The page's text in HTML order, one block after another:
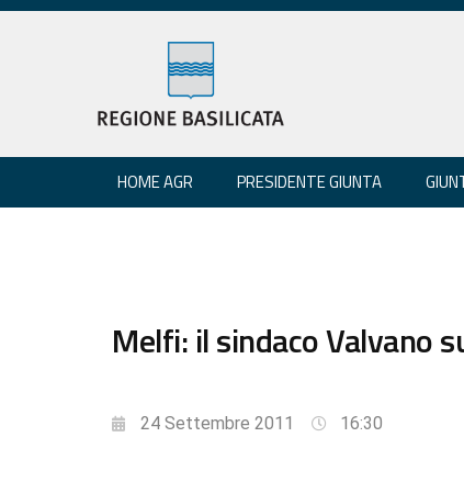
HOME AGR PRESIDENTE GIUNTA
Melfi: il sindaco Valvano
24 Settembre 2011 16:30